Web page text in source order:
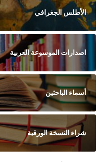
الأطلس الجغرافي
اصدارات الموسوعة العربية
أسماء الباحثين
شراء النسخة الورقية